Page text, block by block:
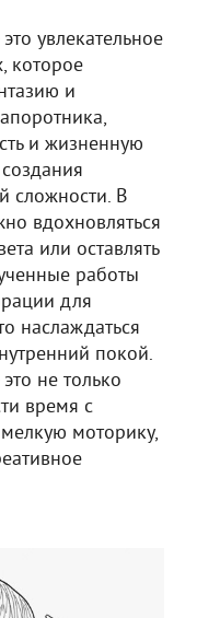
увлекательное
которое
и
и жизненную
сложности. В
вдохновляться
или оставлять
работы
для
наслаждаться
покой.
не только
время с
моторику,